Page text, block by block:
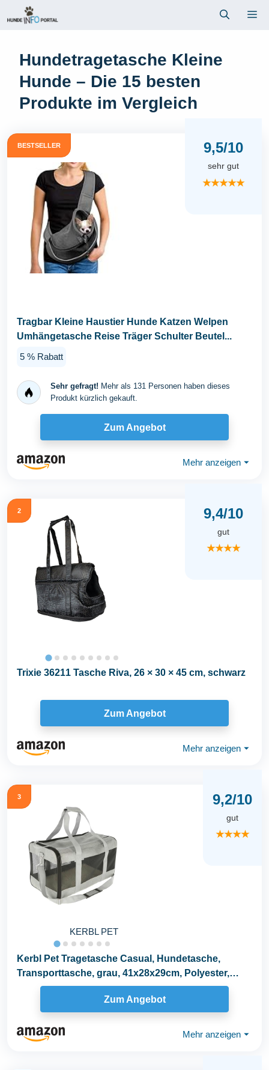
Inhalt
Hundetragetasche Kleine
Hunde – Die 15 besten
Produkte im Vergleich
BESTSELLER 9,5/10
sehr gut
★★★★★
Tragbar Kleine Haustier Hunde Katzen Welpen
Umhängetasche Reise Träger Schulter Beutel...
5 % Rabatt
Sehr gefragt! Mehr als 131 Personen haben dieses
Produkt kürzlich gekauft.
Zum Angebot
Mehr anzeigen ⏷
2 9,4/10
gut
★★★★
Trixie 36211 Tasche Riva, 26 × 30 × 45 cm, schwarz
Zum Angebot
Mehr anzeigen ⏷
3
KERBL PET
9,2/10
gut
★★★★
Kerbl Pet Tragetasche Casual, Hundetasche,
Transporttasche, grau, 41x28x29cm, Polyester,
kleine...
Zum Angebot
Mehr anzeigen ⏷